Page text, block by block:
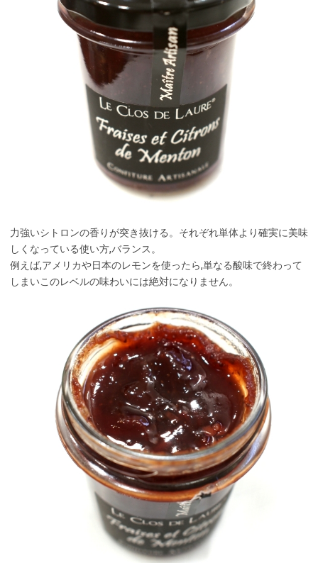
力強いシトロンの香りが突き抜ける。それぞれ単体より確実に美味
しくなっている使い方,バランス。
例えば,アメリカや日本のレモンを使ったら,単なる酸味で終わって
しまいこのレベルの味わいには絶対になりません。